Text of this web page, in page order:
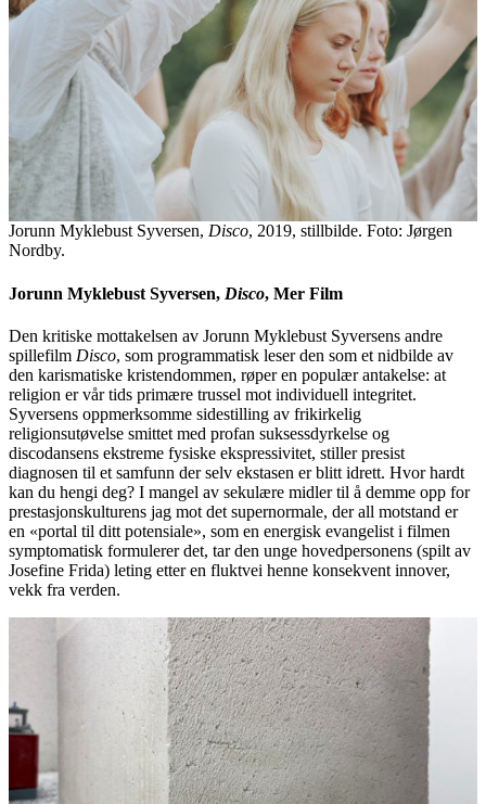
Jorunn Myklebust Syversen, Disco, 2019, stillbilde. Foto: Jørgen
Nordby.
Jorunn Myklebust Syversen, Disco, Mer Film
Den kritiske mottakelsen av Jorunn Myklebust Syversens andre
spillefilm Disco, som programmatisk leser den som et nidbilde av
den karismatiske kristendommen, røper en populær antakelse: at
religion er vår tids primære trussel mot individuell integritet.
Syversens oppmerksomme sidestilling av frikirkelig
religionsutøvelse smittet med profan suksessdyrkelse og
discodansens ekstreme fysiske ekspressivitet, stiller presist
diagnosen til et samfunn der selv ekstasen er blitt idrett. Hvor hardt
kan du hengi deg? I mangel av sekulære midler til å demme opp for
prestasjonskulturens jag mot det supernormale, der all motstand er
en «portal til ditt potensiale», som en energisk evangelist i filmen
symptomatisk formulerer det, tar den unge hovedpersonens (spilt av
Josefine Frida) leting etter en fluktvei henne konsekvent innover,
vekk fra verden.